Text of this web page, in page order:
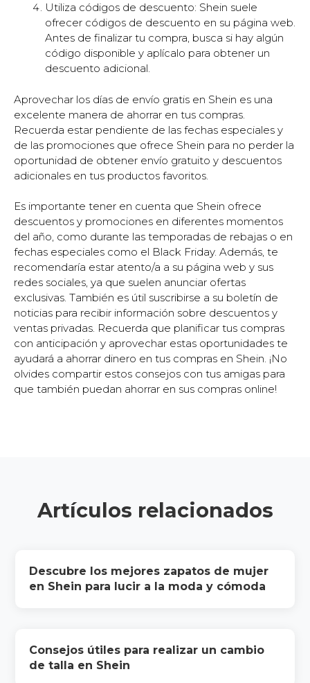
Utiliza códigos de descuento: Shein suele
ofrecer códigos de descuento en su página web.
Antes de finalizar tu compra, busca si hay algún
código disponible y aplícalo para obtener un
descuento adicional.
Aprovechar los días de envío gratis en Shein es una
excelente manera de ahorrar en tus compras.
Recuerda estar pendiente de las fechas especiales y
de las promociones que ofrece Shein para no perder la
oportunidad de obtener envío gratuito y descuentos
adicionales en tus productos favoritos.
Es importante tener en cuenta que Shein ofrece
descuentos y promociones en diferentes momentos
del año, como durante las temporadas de rebajas o en
fechas especiales como el Black Friday. Además, te
recomendaría estar atento/a a su página web y sus
redes sociales, ya que suelen anunciar ofertas
exclusivas. También es útil suscribirse a su boletín de
noticias para recibir información sobre descuentos y
ventas privadas. Recuerda que planificar tus compras
con anticipación y aprovechar estas oportunidades te
ayudará a ahorrar dinero en tus compras en Shein. ¡No
olvides compartir estos consejos con tus amigas para
que también puedan ahorrar en sus compras online!
Artículos relacionados
Descubre los mejores zapatos de mujer
en Shein para lucir a la moda y cómoda
Consejos útiles para realizar un cambio
de talla en Shein